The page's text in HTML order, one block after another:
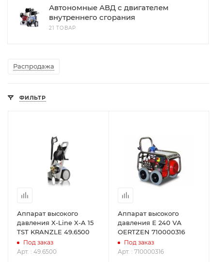
Автономные АВД с двигателем
внутреннего сгорания
21 ТОВАР
Распродажа
ФИЛЬТР
Аппарат высокого
давления X-Line X-A 15
TST KRANZLE 49.6500
Под заказ
Арт. : 49.6500
Аппарат высокого
давления E 240 VA
OERTZEN 710000316
Под заказ
Арт. : 710000316